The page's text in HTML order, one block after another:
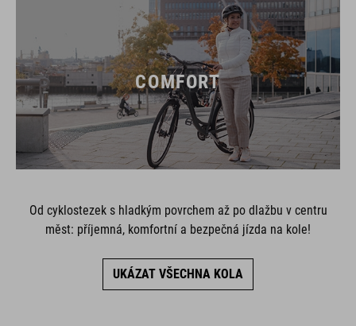
COMFORT
Od cyklostezek s hladkým povrchem až po dlažbu v centru
měst: příjemná, komfortní a bezpečná jízda na kole!
UKÁZAT VŠECHNA KOLA